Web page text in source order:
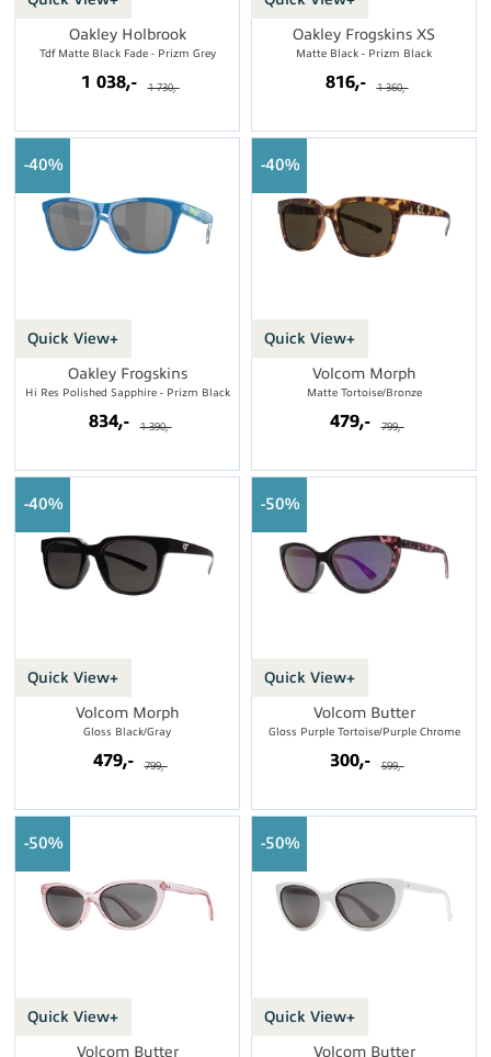
Oakley Holbrook
Tdf Matte Black Fade - Prizm Grey
1 038,- 1 730,-
Oakley Frogskins XS
Matte Black - Prizm Black
816,- 1 360,-
Quick View+
40%
Oakley Frogskins
Hi Res Polished Sapphire - Prizm Black
834,- 1 390,-
Quick View+
40%
Volcom Morph
Matte Tortoise/Bronze
479,- 799,-
Quick View+
40%
Volcom Morph
Gloss Black/Gray
479,- 799,-
Quick View+
50%
Volcom Butter
Gloss Purple Tortoise/Purple Chrome
300,- 599,-
Quick View+
50%
Volcom Butter
Quick View+
50%
Volcom Butter